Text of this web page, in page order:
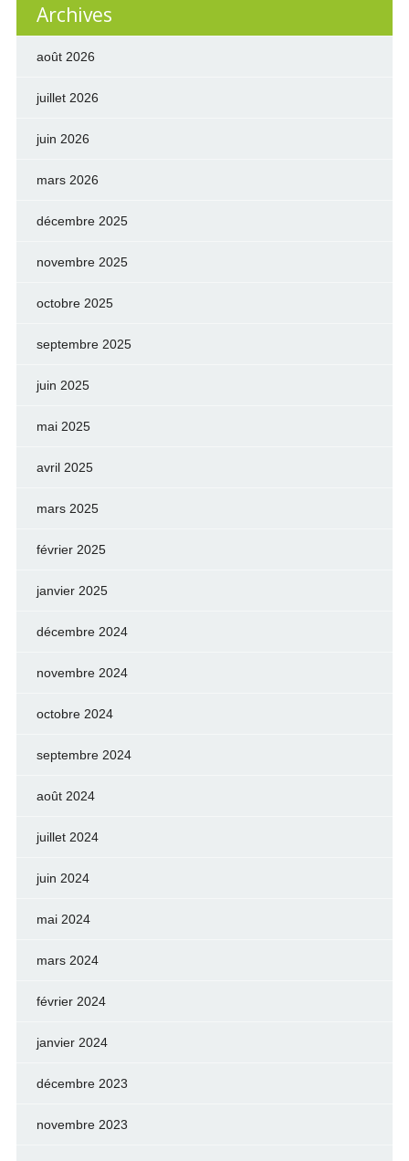
Archives
août 2026
juillet 2026
juin 2026
mars 2026
décembre 2025
novembre 2025
octobre 2025
septembre 2025
juin 2025
mai 2025
avril 2025
mars 2025
février 2025
janvier 2025
décembre 2024
novembre 2024
octobre 2024
septembre 2024
août 2024
juillet 2024
juin 2024
mai 2024
mars 2024
février 2024
janvier 2024
décembre 2023
novembre 2023